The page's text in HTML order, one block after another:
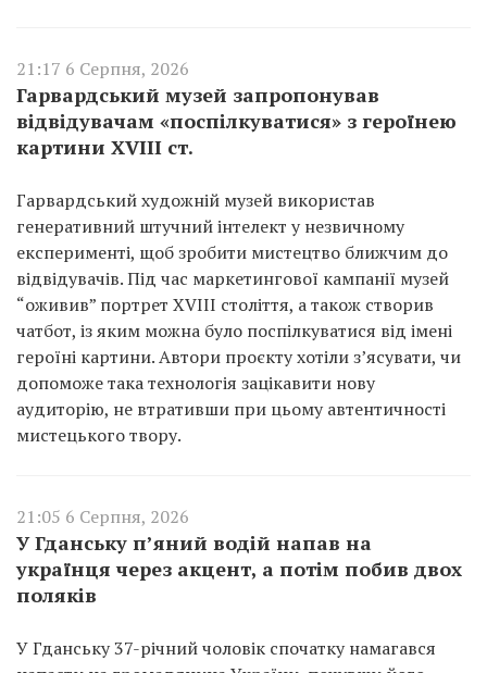
21:17 6 Серпня, 2026
Гарвардський музей запропонував
відвідувачам «поспілкуватися» з героїнею
картини XVIII ст.
Гарвардський художній музей використав
генеративний штучний інтелект у незвичному
експерименті, щоб зробити мистецтво ближчим до
відвідувачів. Під час маркетингової кампанії музей
“оживив” портрет XVIII століття, а також створив
чатбот, із яким можна було поспілкуватися від імені
героїні картини. Автори проєкту хотіли з’ясувати, чи
допоможе така технологія зацікавити нову
аудиторію, не втративши при цьому автентичності
мистецького твору.
21:05 6 Серпня, 2026
У Гданську п’яний водій напав на
українця через акцент, а потім побив двох
поляків
У Гданську 37-річний чоловік спочатку намагався